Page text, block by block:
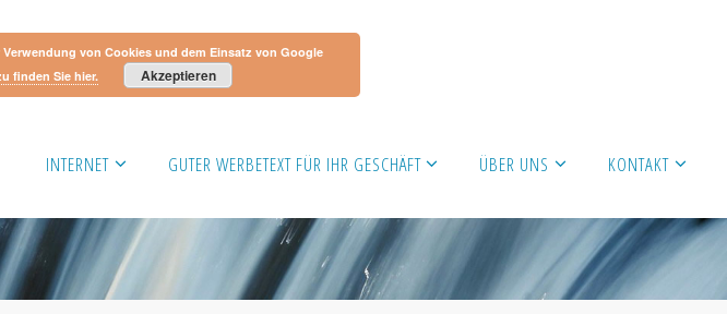
INTERNET GUTER WERBETEXT FÜR IHR GESCHÄFT ÜBER UNS KONTAKT
von Cookies und dem Einsatz von Google
finden Sie hier. Akzeptieren